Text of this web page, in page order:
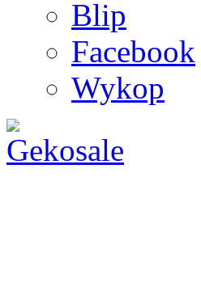
Blip
Facebook
Wykop